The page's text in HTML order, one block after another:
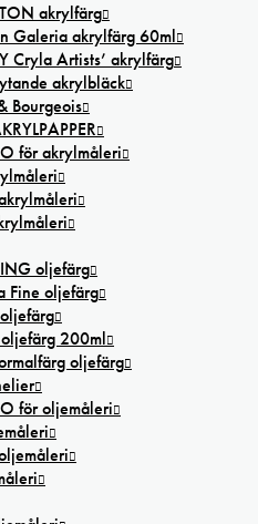
akrylfärg
Galeria akrylfärg 60ml
Cryla Artists’ akrylfärg
akrylbläck
Bourgeois
för akrylmåleri
oljefärg
Fine oljefärg
200ml
oljefärg
för oljemåleri